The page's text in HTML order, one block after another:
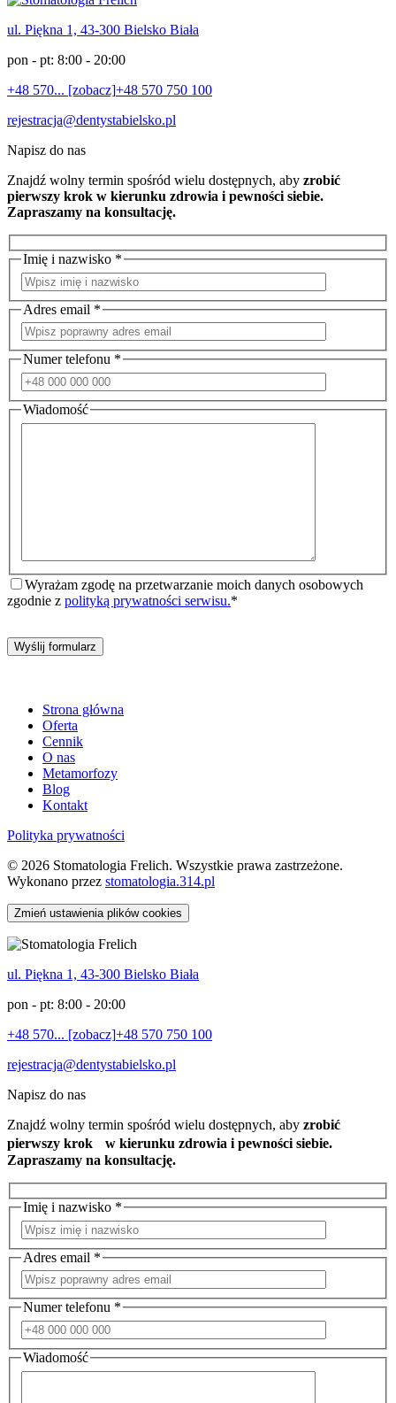
ul. Piękna 1, 43-300 Bielsko Biała
pon - pt: 8:00 - 20:00
+48 570... [zobacz]+48 570 750 100
rejestracja@dentystabielsko.pl
Napisz do nas
Znajdź wolny termin spośród wielu dostępnych, aby zrobić
pierwszy krok w kierunku zdrowia i pewności siebie.
Zapraszamy na konsultację.
Imię i nazwisko *
Adres email *
Numer telefonu *
Wiadomość
Wyrażam zgodę na przetwarzanie moich danych osobowych
zgodnie z polityką prywatności serwisu.*
Wyślij formularz
Strona główna
Oferta
Cennik
O nas
Metamorfozy
Blog
Kontakt
Polityka prywatności
© 2026 Stomatologia Frelich. Wszystkie prawa zastrzeżone.
Wykonano przez stomatologia.314.pl
Zmień ustawienia plików cookies
ul. Piękna 1, 43-300 Bielsko Biała
pon - pt: 8:00 - 20:00
+48 570... [zobacz]+48 570 750 100
rejestracja@dentystabielsko.pl
Napisz do nas
Znajdź wolny termin spośród wielu dostępnych, aby zrobić
pierwszy krok w kierunku zdrowia i pewności siebie.
Zapraszamy na konsultację.
Imię i nazwisko *
Adres email *
Numer telefonu *
Wiadomość